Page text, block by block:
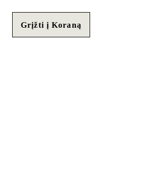
Grįžti į Koraną